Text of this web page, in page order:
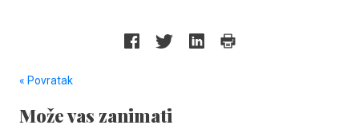
« Povratak
Može vas zanimati